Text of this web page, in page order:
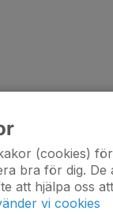
(cookies)
bra för dig. De
att hjälpa oss
vi cookies